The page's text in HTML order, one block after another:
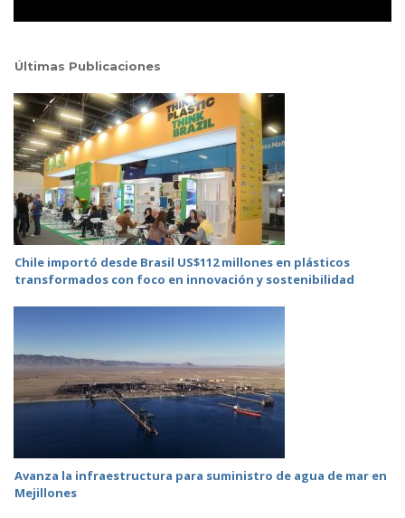
Últimas Publicaciones
Chile importó desde Brasil US$112 millones en plásticos
transformados con foco en innovación y sostenibilidad
Avanza la infraestructura para suministro de agua de mar en
Mejillones